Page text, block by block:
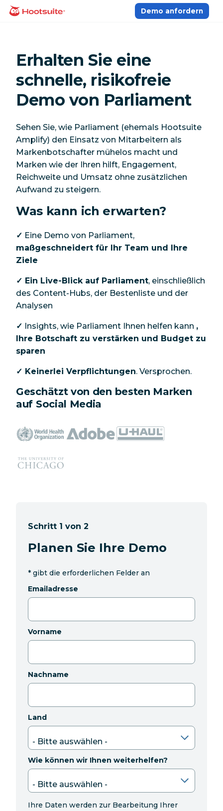
Direkt
zumHomepage
Demo anfordern
Erhalten Sie eine
schnelle, risikofreie
Demo von Parliament
Sehen Sie, wie Parliament (ehemals Hootsuite
Amplify) den Einsatz von Mitarbeitern als
Markenbotschafter mühelos macht und
Marken wie der Ihren hilft, Engagement,
Reichweite und Umsatz ohne zusätzlichen
Aufwand zu steigern.
Was kann ich erwarten?
✓ Eine Demo von Parliament,
maßgeschneidert für Ihr Team und Ihre
Ziele
✓ Ein Live-Blick auf Parliament, einschließlich
des Content-Hubs, der Bestenliste und der
Analysen
✓ Insights, wie Parliament Ihnen helfen kann ,
Ihre Botschaft zu verstärken und Budget zu
sparen
✓ Keinerlei Verpflichtungen. Versprochen.
Geschätzt von den besten Marken
auf Social Media
Schritt 1 von 2
Planen Sie Ihre Demo
* gibt die erforderlichen Felder an
Emailadresse
Vorname
Nachname
Land
Wie können wir Ihnen weiterhelfen?
Ihre Daten werden zur Bearbeitung Ihrer